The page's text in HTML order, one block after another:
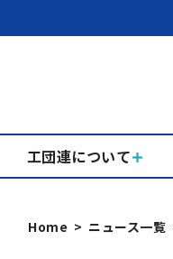
工団連について
Home ニュース一覧